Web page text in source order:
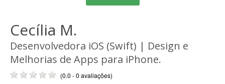
Cecília M.
Desenvolvedora iOS (Swift) | Design e
Melhorias de Apps para iPhone.
(0.0 - 0 avaliações)